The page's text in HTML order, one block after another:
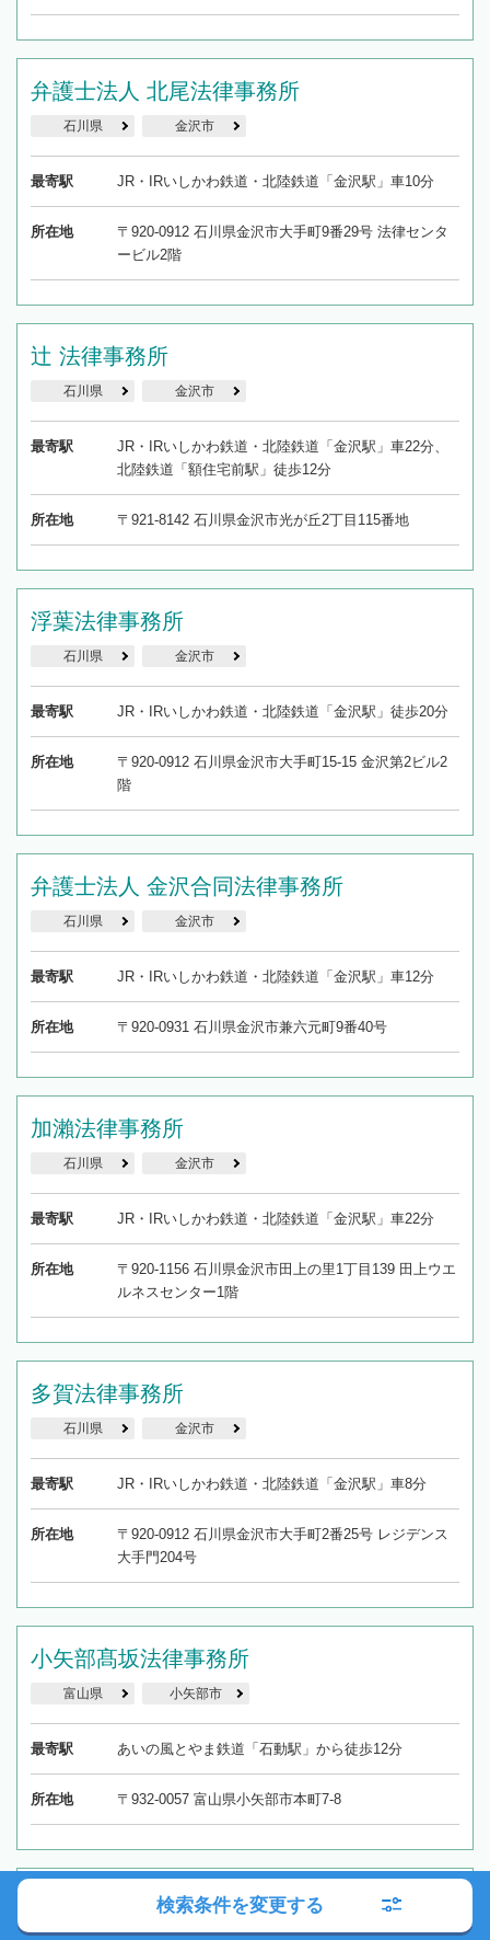
弁護士法人 北尾法律事務所
石川県 金沢市
最寄駅 JR・IRいしかわ鉄道・北陸鉄道「金沢駅」車10分
所在地
〒920-0912 石川県金沢市大手町9番29号 法律センタ
ービル2階
辻 法律事務所
石川県 金沢市
最寄駅
JR・IRいしかわ鉄道・北陸鉄道「金沢駅」車22分、
北陸鉄道「額住宅前駅」徒歩12分
所在地 〒921-8142 石川県金沢市光が丘2丁目115番地
浮葉法律事務所
石川県 金沢市
最寄駅 JR・IRいしかわ鉄道・北陸鉄道「金沢駅」徒歩20分
所在地
〒920-0912 石川県金沢市大手町15-15 金沢第2ビル2
階
弁護士法人 金沢合同法律事務所
石川県 金沢市
最寄駅 JR・IRいしかわ鉄道・北陸鉄道「金沢駅」車12分
所在地 〒920-0931 石川県金沢市兼六元町9番40号
加瀨法律事務所
石川県 金沢市
最寄駅 JR・IRいしかわ鉄道・北陸鉄道「金沢駅」車22分
所在地
〒920-1156 石川県金沢市田上の里1丁目139 田上ウエ
ルネスセンター1階
多賀法律事務所
石川県 金沢市
最寄駅 JR・IRいしかわ鉄道・北陸鉄道「金沢駅」車8分
所在地
〒920-0912 石川県金沢市大手町2番25号 レジデンス
大手門204号
小矢部髙坂法律事務所
富山県 小矢部市
最寄駅 あいの風とやま鉄道「石動駅」から徒歩12分
所在地 〒932-0057 富山県小矢部市本町7-8
弁護士法人クラフト 松田法律特許事務所
石川県 金沢市
検索条件を変更する